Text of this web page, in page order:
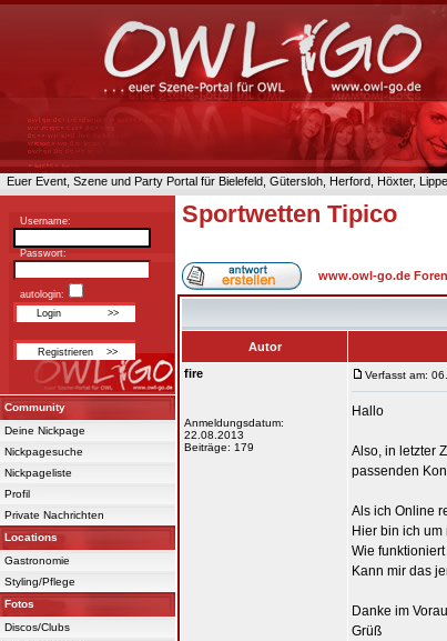
Euer Event, Szene und Party Portal für Bielefeld, Gütersloh, Herford, Höxter,
Username:
Passwort:
autologin:
Community
Deine Nickpage
Nickpagesuche
Nickpageliste
Profil
Private Nachrichten
Locations
Gastronomie
Styling/Pflege
Fotos
Discos/Clubs
Sportwetten Tipico
www.owl-go.de
Autor
fire
Anmeldungsdatum:
22.08.2013
Beiträge: 179
Verfasst am:
Hallo
Also, in letzter
passenden
Als ich Online
Hier bin ich
Wie
Kann mir das
Danke im
Grüß